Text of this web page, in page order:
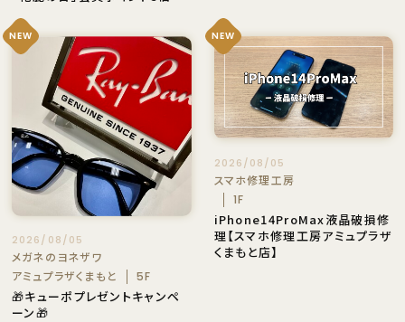
NEW
2026/08/05
メガネのヨネザワ
アミュプラザくまもと
5F
🎁キューポプレゼントキャンペ
ーン🎁
NEW
2026/08/05
スマホ修理工房
1F
iPhone14ProMax液晶破損修
理【スマホ修理工房アミュプラザ
くまもと店】